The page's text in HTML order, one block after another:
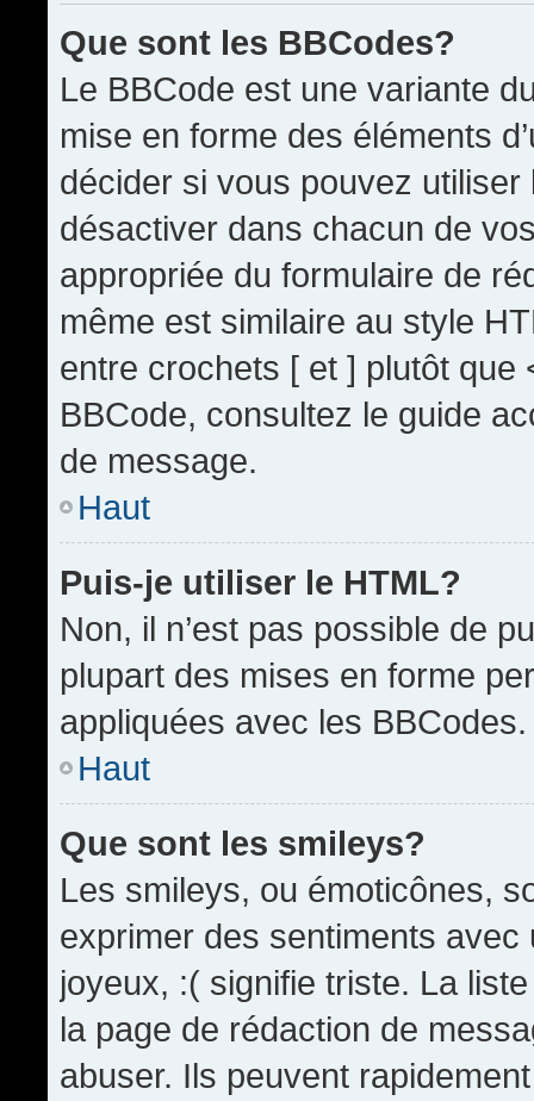
Que sont les BBCodes?
Le BBCode est une variante
mise en forme des éléments
décider si vous pouvez
désactiver dans chacun de
appropriée du formulaire de
même est similaire au style
entre crochets [ et ] plutôt que
BBCode, consultez le guide
de message.
Haut
Puis-je utiliser le HTML?
Non, il n’est pas possible de
plupart des mises en forme
appliquées avec les BBCodes.
Haut
Que sont les smileys?
Les smileys, ou émoticônes,
exprimer des sentiments
joyeux, :( signifie triste. La
la page de rédaction de
abuser. Ils peuvent